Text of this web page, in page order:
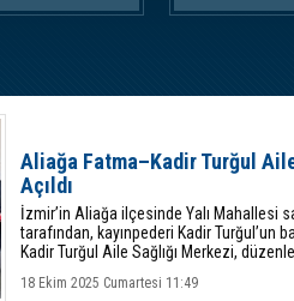
Aliağa Fatma–Kadir Turğul
Açıldı
İzmir’in Aliağa ilçesinde Yalı Mahallesi
tarafından, kayınpederi Kadir Turğul’un
Kadir Turğul Aile Sağlığı Merkezi,
18 Ekim 2025 Cumartesi 11:49